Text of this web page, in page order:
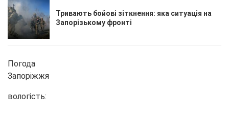
Тривають бойові зіткнення: яка ситуація на
Запорізькому фронті
Погода
Запоріжжя
вологість: